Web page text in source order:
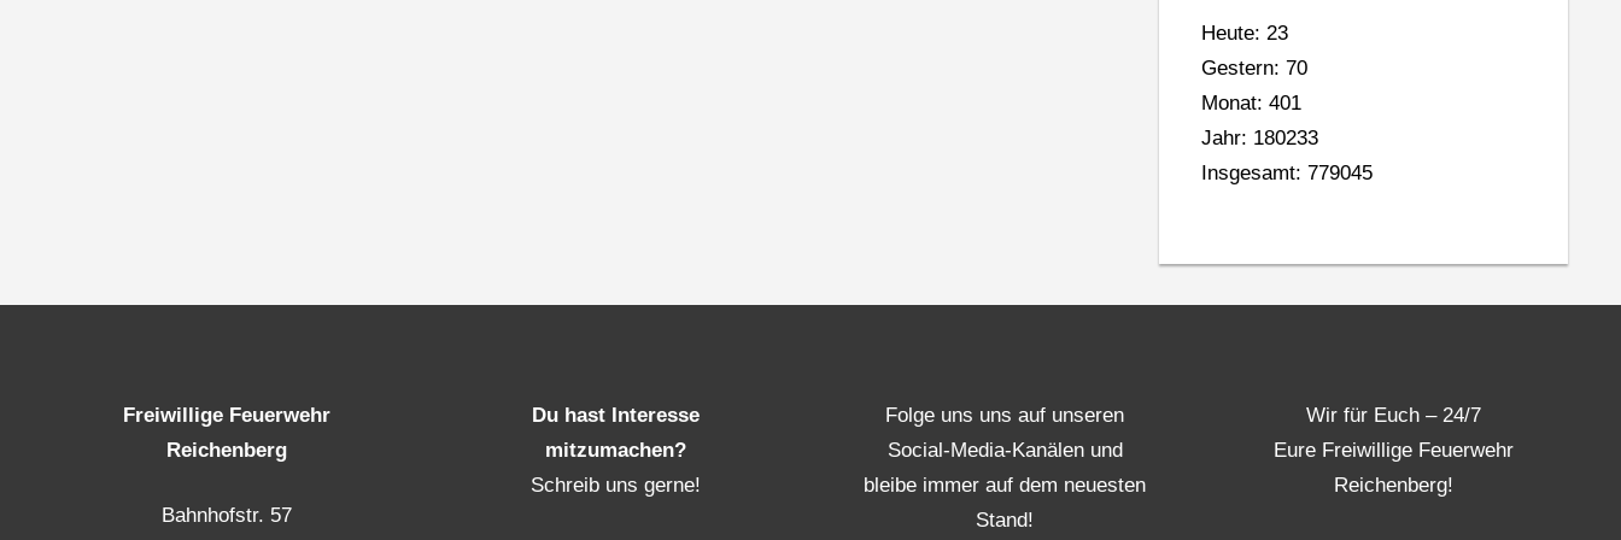
Heute: 23
Gestern: 70
Monat: 401
Jahr: 180233
Insgesamt: 779045
Freiwillige Feuerwehr
Reichenberg
Bahnhofstr. 57
Du hast Interesse
mitzumachen?
Schreib uns gerne!
Folge uns uns auf unseren
Social-Media-Kanälen und
bleibe immer auf dem neuesten
Stand!
Wir für Euch – 24/7
Eure Freiwillige Feuerwehr
Reichenberg!